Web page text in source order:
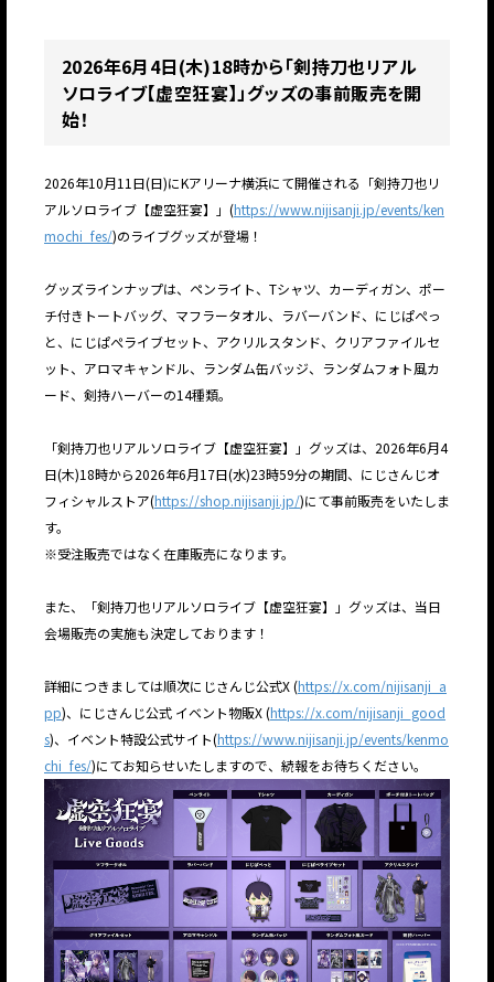
2026年6月4日(木)18時から「剣持刀也リアル
ソロライブ【虚空狂宴】」グッズの事前販売を開
始！
2026年10月11日(日)にKアリーナ横浜にて開催される「剣持刀也リ
アルソロライブ【虚空狂宴】」(https://www.nijisanji.jp/events/ken
mochi_fes/)のライブグッズが登場！
グッズラインナップは、ペンライト、Tシャツ、カーディガン、ポー
チ付きトートバッグ、マフラータオル、ラバーバンド、にじぱぺっ
と、にじぱぺライブセット、アクリルスタンド、クリアファイルセ
ット、アロマキャンドル、ランダム缶バッジ、ランダムフォト風カ
ード、剣持ハーバーの14種類。
「剣持刀也リアルソロライブ【虚空狂宴】」グッズは、2026年6月4
日(木)18時から2026年6月17日(水)23時59分の期間、にじさんじオ
フィシャルストア(https://shop.nijisanji.jp/)にて事前販売をいたしま
す。
※受注販売ではなく在庫販売になります。
また、「剣持刀也リアルソロライブ【虚空狂宴】」グッズは、当日
会場販売の実施も決定しております！
詳細につきましては順次にじさんじ公式X (https://x.com/nijisanji_a
pp)、にじさんじ公式 イベント物販X (https://x.com/nijisanji_good
s)、イベント特設公式サイト(https://www.nijisanji.jp/events/kenmo
chi_fes/)にてお知らせいたしますので、続報をお待ちください。